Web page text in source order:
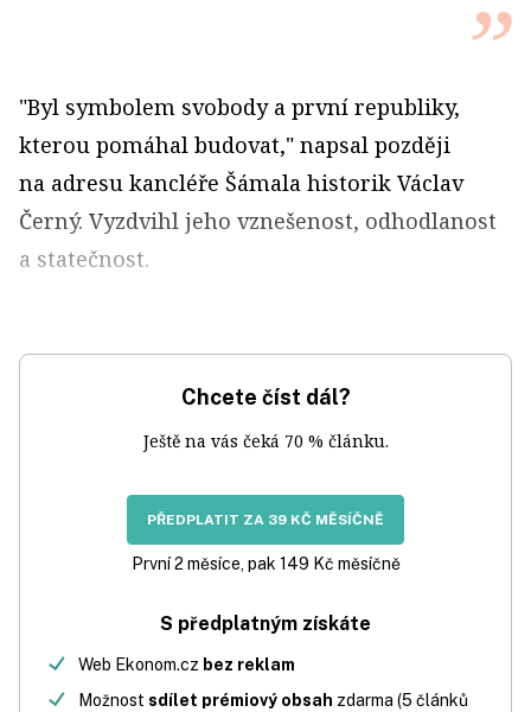
"Byl symbolem svobody a první republiky,
kterou pomáhal budovat," napsal později
na adresu kancléře Šámala historik Václav
Černý. Vyzdvihl jeho vznešenost, odhodlanost
a statečnost.
Chcete číst dál?
Ještě na vás čeká 70 % článku.
PŘEDPLATIT ZA 39 KČ MĚSÍČNĚ
První 2 měsíce, pak 149 Kč měsíčně
S předplatným získáte
Web Ekonom.cz bez reklam
Možnost sdílet prémiový obsah zdarma (5 článků